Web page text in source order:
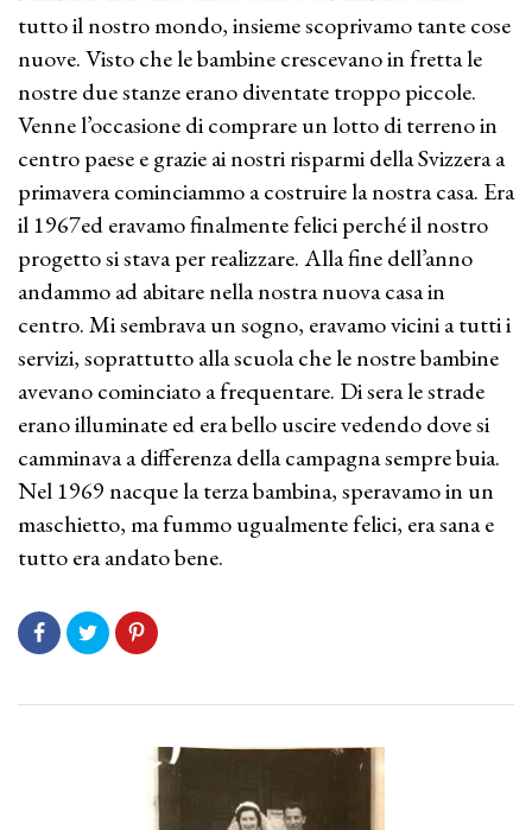
tutto il nostro mondo, insieme scoprivamo tante cose
nuove. Visto che le bambine crescevano in fretta le
nostre due stanze erano diventate troppo piccole.
Venne l’occasione di comprare un lotto di terreno in
centro paese e grazie ai nostri risparmi della Svizzera a
primavera cominciammo a costruire la nostra casa. Era
il 1967ed eravamo finalmente felici perché il nostro
progetto si stava per realizzare. Alla fine dell’anno
andammo ad abitare nella nostra nuova casa in
centro. Mi sembrava un sogno, eravamo vicini a tutti i
servizi, soprattutto alla scuola che le nostre bambine
avevano cominciato a frequentare. Di sera le strade
erano illuminate ed era bello uscire vedendo dove si
camminava a differenza della campagna sempre buia.
Nel 1969 nacque la terza bambina, speravamo in un
maschietto, ma fummo ugualmente felici, era sana e
tutto era andato bene.